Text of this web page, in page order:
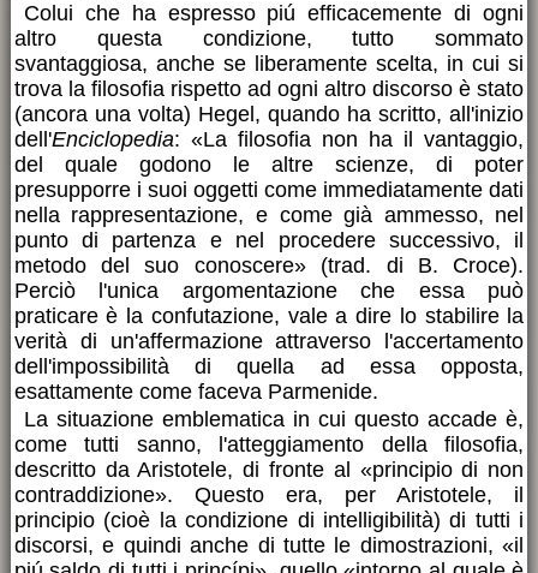
Colui che ha espresso piú efficacemente di ogni
altro questa condizione, tutto sommato
svantaggiosa, anche se liberamente scelta, in cui si
trova la filosofia rispetto ad ogni altro discorso è stato
(ancora una volta) Hegel, quando ha scritto, all'inizio
dell'Enciclopedia: «La filosofia non ha il vantaggio,
del quale godono le altre scienze, di poter
presupporre i suoi oggetti come immediatamente dati
nella rappresentazione, e come già ammesso, nel
punto di partenza e nel procedere successivo, il
metodo del suo conoscere» (trad. di B. Croce).
Perciò l'unica argomentazione che essa può
praticare è la confutazione, vale a dire lo stabilire la
verità di un'affermazione attraverso l'accertamento
dell'impossibilità di quella ad essa opposta,
esattamente come faceva Parmenide.
La situazione emblematica in cui questo accade è,
come tutti sanno, l'atteggiamento della filosofia,
descritto da Aristotele, di fronte al «principio di non
contraddizione». Questo era, per Aristotele, il
principio (cioè la condizione di intelligibilità) di tutti i
discorsi, e quindi anche di tutte le dimostrazioni, «il